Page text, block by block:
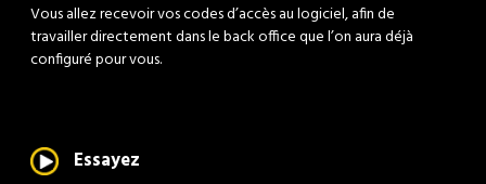
Vous allez recevoir vos codes d’accès au logiciel, afin de
travailler directement dans le back office que l’on aura déjà
configuré pour vous.
Essayez